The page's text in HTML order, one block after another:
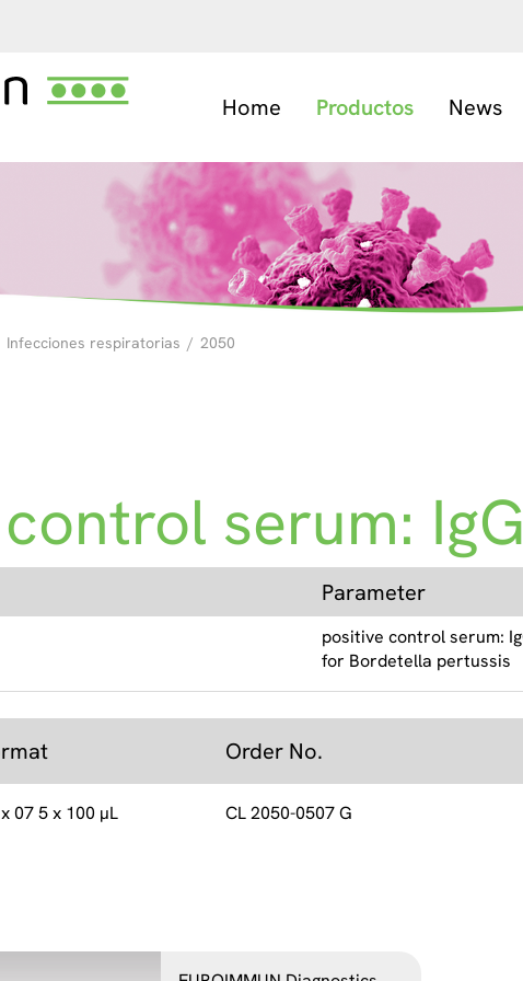
Home Productos News
Infecciones respiratorias / 2050
serum:
Parameter
positive control serum:
for Bordetella pertussis
Order No.
07 5 x 100 µL CL 2050-0507 G